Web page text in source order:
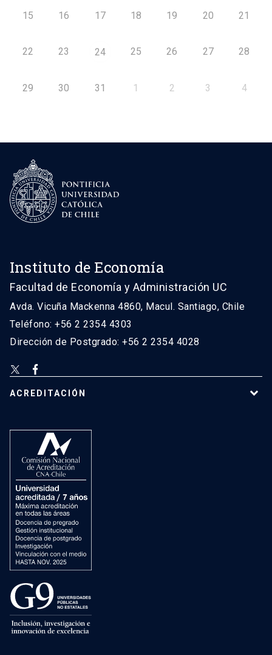
15 16 17 18 19 20 21
22 23 24 25 26 27 28
29 30 31 1 2 3 4
Instituto de Economía
Facultad de Economía y Administración UC
Avda. Vicuña Mackenna 4860, Macul. Santiago, Chile
Teléfono: +56 2 2354 4303
Dirección de Postgrado: +56 2 2354 4028
ACREDITACIÓN